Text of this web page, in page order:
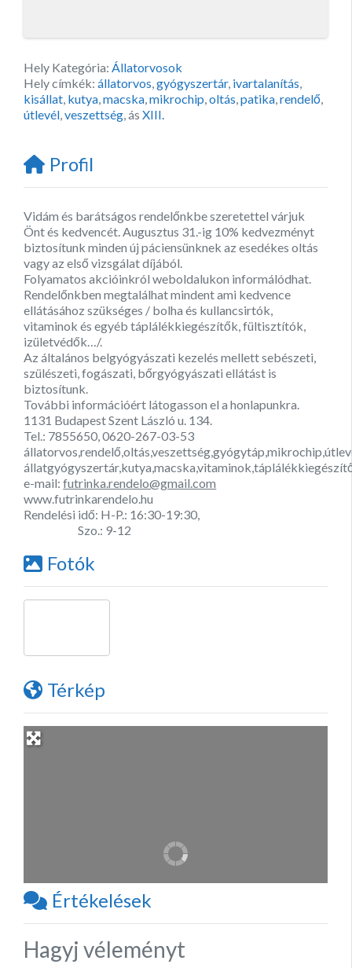
Hely Kategória: Állatorvosok
Hely címkék: állatorvos gyógyszertár, ivartalanítás
kisállat kutya macska mikrochip oltás patika rendelő
útlevél veszettség , ás XIII.
Profil
Vidám és barátságos rendelőnkbe szeretettel várjuk
Önt és kedvencét. Augusztus 31.-ig 10% kedvezményt
biztosítunk minden új páciensünknek az esedékes oltás
vagy az első vizsgálat díjából.
Folyamatos akcióinkról weboldalukon informálódhat.
Rendelőnkben megtalálhat mindent ami kedvence
ellátásához szükséges / bolha és kullancsirtók,
vitaminok és egyéb táplálékkiegészítők, fültisztítók,
izületvédők…/.
Az általános belgyógyászati kezelés mellett sebészeti,
szülészeti, fogászati, bőrgyógyászati ellátást is
biztosítunk.
További információért látogasson el a honlapunkra.
1131 Budapest Szent László u. 134.
Tel.: 7855650, 0620-267-03-53
e-mail:futrinka.rendelo@gmail.com
www.futrinkarendelo.hu
Rendelési idő: H-P.: 16:30-19:30,
Szo.: 9-12
Fotók
Térkép
Értékelések
Hagyj véleményt